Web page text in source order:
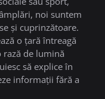
noi suntem
și cuprinzătoare.
o țară întreagă
rază de lumină
să explice în
informații fără a